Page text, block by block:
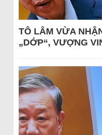
TÔ LÂM VỪA
„DỚP“, VƯỢNG